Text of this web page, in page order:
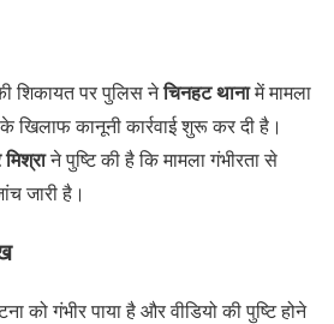
शिकायत पर पुलिस नेचिनहट थानामें मामला
खिलाफ कानूनी कार्रवाई शुरू कर दी है।
ने पुष्टि की है कि मामला गंभीरता से
जारी है।
को गंभीर पाया है और वीडियो की पुष्टि होने